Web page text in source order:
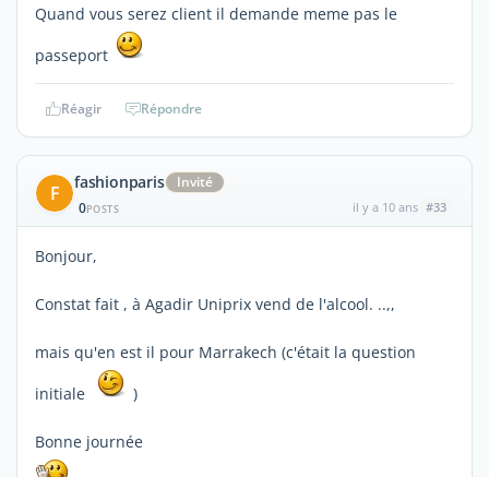
Quand vous serez client il demande meme pas le
passeport
Réagir Répondre
F fashionparis
Invité
0POSTS il y a 10 ans #33
Bonjour,
Constat fait , à Agadir Uniprix vend de l'alcool. ..,,
mais qu'en est il pour Marrakech (c'était la question
initiale
)
Bonne journée